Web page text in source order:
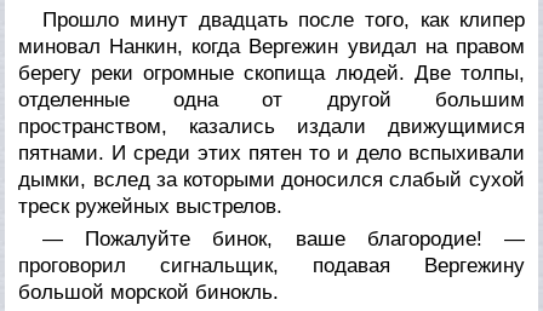
Прошло минут двадцать после того, как клипер
миновал Нанкин, когда Вергежин увидал на правом
берегу реки огромные скопища людей. Две толпы,
отделенные одна от другой большим
пространством, казались издали движущимися
пятнами. И среди этих пятен то и дело вспыхивали
дымки, вслед за которыми доносился слабый сухой
треск ружейных выстрелов.
— Пожалуйте бинок, ваше благородие! —
проговорил сигнальщик, подавая Вергежину
большой морской бинокль.